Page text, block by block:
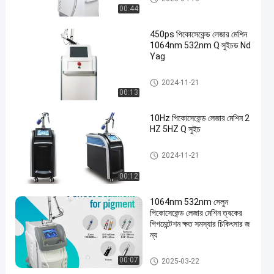
00:44
00:13
450ps পিকোসেকেন্ড লেজার মেশিন
1064nm 532nm Q সুইচড Nd
Yag
পিকোসেকেন্ড লেজার মেশিন
2024-11-21
00:12
10Hz পিকোসেকেন্ড লেজার মেশিন 2
HZ 5HZ Q সুইচ
পিকোসেকেন্ড লেজার মেশিন
2024-11-21
00:07
1064nm 532nm সেলুন
পিকোসেকেন্ড লেজার মেশিন ত্বকের
পিগমেন্টেশন ক্ষত সমস্যার চিকিৎসার জ
ন্য
পিকোসেকেন্ড লেজার মেশিন
2025-03-22